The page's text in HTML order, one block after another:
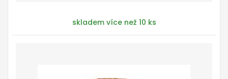
skladem více než 10 ks